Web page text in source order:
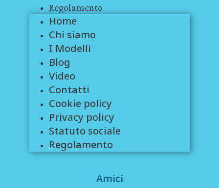
Regolamento
Home
Chi siamo
I Modelli
Blog
Video
Contatti
Cookie policy
Privacy policy
Statuto sociale
Regolamento
Amici